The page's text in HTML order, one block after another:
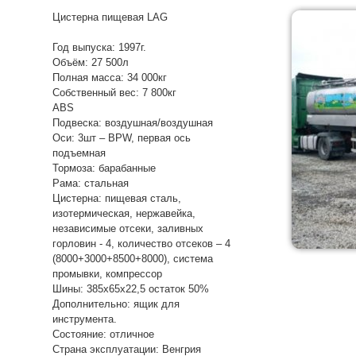
Цистерна пищевая LAG
Год выпуска: 1997г.
Объём: 27 500л
Полная масса: 34 000кг
Собственный вес: 7 800кг
ABS
Подвеска: воздушная/воздушная
Оси: 3шт – BPW, первая ось
подъемная
Тормоза: барабанные
Рама: стальная
Цистерна: пищевая сталь,
изотермическая, нержавейка,
независимые отсеки, заливных
горловин - 4, количество отсеков – 4
(8000+3000+8500+8000), система
промывки, компрессор
Шины: 385х65х22,5 остаток 50%
Дополнительно: ящик для
инструмента.
Состояние: отличное
Страна эксплуатации: Венгрия